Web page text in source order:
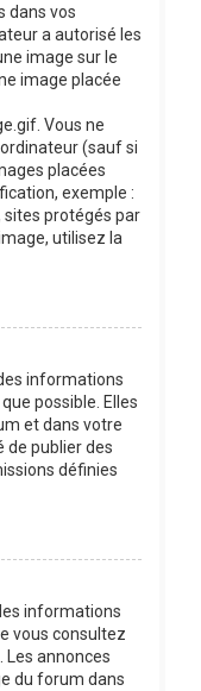
dans vos
a autorisé les
image sur le
image placée
Vous ne
(sauf si
placées
exemple :
sites protégés par
utilisez la
informations
possible. Elles
et dans votre
de publier des
définies
informations
vous consultez
Les annonces
du forum dans